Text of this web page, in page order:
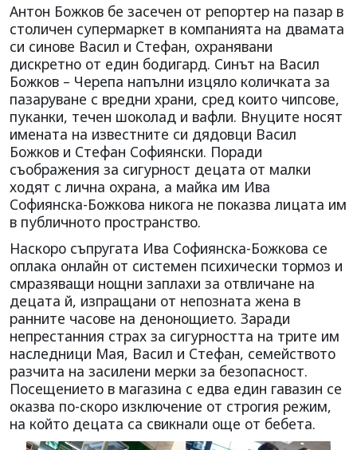
Антон Божков бе засечен от репортер на пазар в
столичен супермаркет в компанията на двамата
си синове Васил и Стефан, охранявани
дискретно от един бодигард. Синът на Васил
Божков – Черепа напълни изцяло количката за
пазаруване с вредни храни, сред които чипсове,
пуканки, течен шоколад и вафли. Внуците носят
имената на известните си дядовци Васил
Божков и Стефан Софиянски. Поради
съображения за сигурност децата от малки
ходят с лична охрана, а майка им Ива
Софиянска-Божкова никога не показва лицата им
в публичното пространство.
Наскоро съпругата Ива Софиянска-Божкова се
оплака онлайн от системен психически тормоз и
смразяващи нощни заплахи за отвличане на
децата й, изпращани от непозната жена в
ранните часове на денонощието. Заради
непрестанния страх за сигурността на трите им
наследници Мая, Васил и Стефан, семейството
разчита на засилени мерки за безопасност.
Посещението в магазина с едва един гавазин се
оказва по-скоро изключение от строгия режим,
на който децата са свикнали още от бебета.